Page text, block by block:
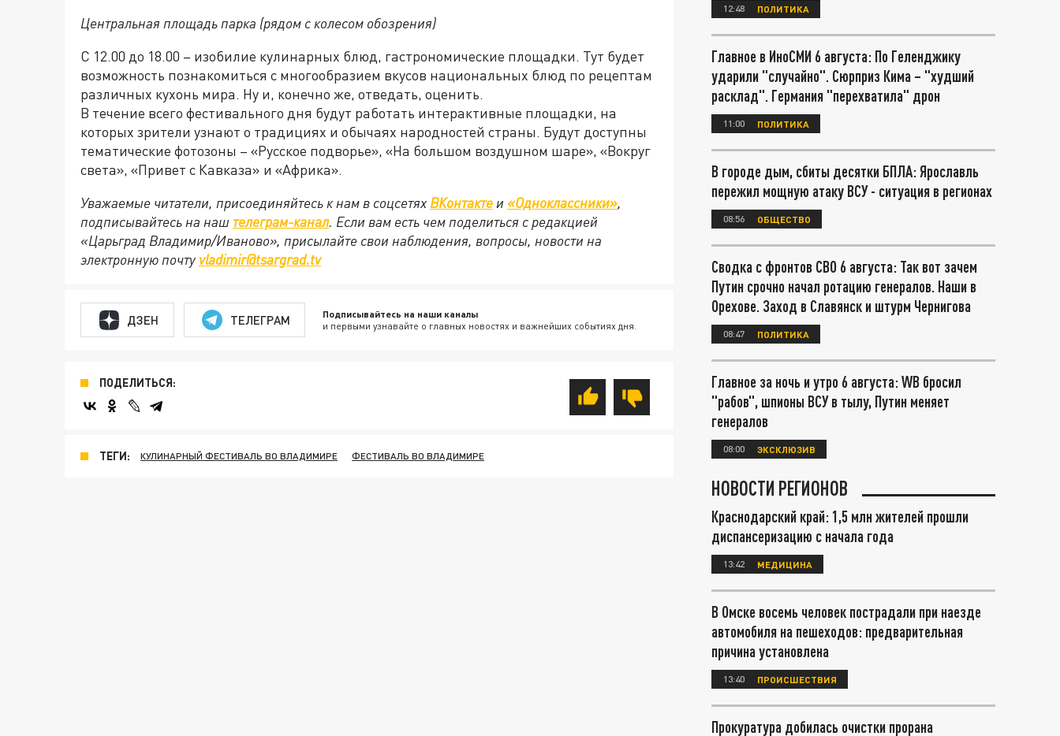
Центральная площадь парка (рядом с колесом обозрения)
С 12.00 до 18.00 – изобилие кулинарных блюд, гастрономические площадки. Тут будет
возможность познакомиться с многообразием вкусов национальных блюд по рецептам
различных кухонь мира. Ну и, конечно же, отведать, оценить.
В течение всего фестивального дня будут работать интерактивные площадки, на
которых зрители узнают о традициях и обычаях народностей страны. Будут доступны
тематические фотозоны – «Русское подворье», «На большом воздушном шаре», «Вокруг
света», «Привет с Кавказа» и «Африка».
Уважаемые читатели, присоединяйтесь к нам в соцсетях ВКонтакте и «Одноклассники»,
подписывайтесь на наш телеграм-канал. Если вам есть чем поделиться с редакцией
«Царьград Владимир/Иваново», присылайте свои наблюдения, вопросы, новости на
электронную почту vladimir@tsargrad.tv
ДЗЕН ТЕЛЕГРАМ Подписывайтесь на наши каналы
и первыми узнавайте о главных новостях и важнейших событиях дня.
ПОДЕЛИТЬСЯ:
ТЕГИ: КУЛИНАРНЫЙ ФЕСТИВАЛЬ ВО ВЛАДИМИРЕ ФЕСТИВАЛЬ ВО ВЛАДИМИРЕ
12:48 ПОЛИТИКА
Главное в ИноСМИ 6 августа: По Геленджику
ударили "случайно". Сюрприз Кима – "худший
расклад". Германия "перехватила" дрон
11:00 ПОЛИТИКА
В городе дым, сбиты десятки БПЛА: Ярославль
пережил мощную атаку ВСУ - ситуация в регионах
08:56 ОБЩЕСТВО
Сводка с фронтов СВО 6 августа: Так вот зачем
Путин срочно начал ротацию генералов. Наши в
Орехове. Заход в Славянск и штурм Чернигова
08:47 ПОЛИТИКА
Главное за ночь и утро 6 августа: WB бросил
"рабов", шпионы ВСУ в тылу, Путин меняет
генералов
08:00 ЭКСКЛЮЗИВ
НОВОСТИ РЕГИОНОВ
Краснодарский край: 1,5 млн жителей прошли
диспансеризацию с начала года
13:42 МЕДИЦИНА
В Омске восемь человек пострадали при наезде
автомобиля на пешеходов: предварительная
причина установлена
13:40 ПРОИСШЕСТВИЯ
Прокуратура добилась очистки прорана